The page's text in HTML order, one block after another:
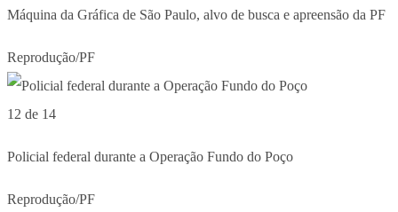
Máquina da Gráfica de São Paulo, alvo de busca e apreensão da PF
Reprodução/PF
12 de 14
Policial federal durante a Operação Fundo do Poço
Reprodução/PF